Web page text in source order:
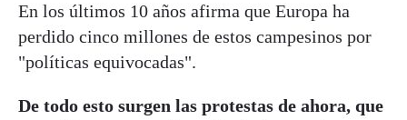
En los últimos 10 años afirma que Europa ha
perdido cinco millones de estos campesinos por
"políticas equivocadas".
De todo esto surgen las protestas de ahora, que